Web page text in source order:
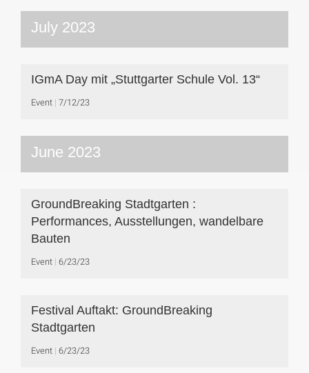
July 2023
IGmA Day mit „Stuttgarter Schule Vol. 13“
Event 7/12/23
June 2023
GroundBreaking Stadtgarten :
Performances, Ausstellungen, wandelbare
Bauten
Event 6/23/23
Festival Auftakt: GroundBreaking
Stadtgarten
Event 6/23/23